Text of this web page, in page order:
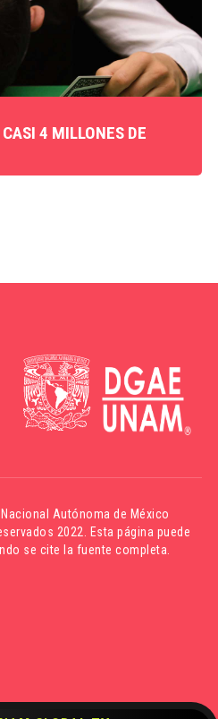
4 MILLONES DE
Autónoma de México
2022. Esta página puede
se cite la fuente completa.